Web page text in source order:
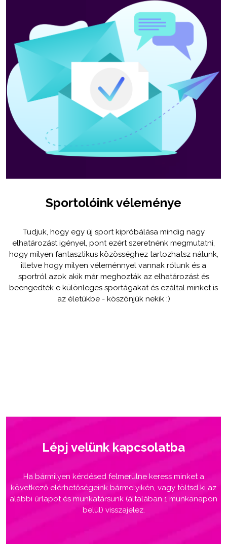
Sportolóink véleménye
Tudjuk, hogy egy új sport kipróbálása mindig nagy
elhatározást igényel, pont ezért szeretnénk megmutatni,
hogy milyen fantasztikus közösséghez tartozhatsz nálunk,
illetve hogy milyen véleménnyel vannak rólunk és a
sportról azok akik már meghozták az elhatározást és
beengedték e különleges sportágakat és ezáltal minket is
az életükbe - köszönjük nekik :)
Lépj velünk kapcsolatba
Ha bármilyen kérdésed felmerülne keress minket a
következő elérhetőségeink bármelyikén, vagy töltsd ki az
alábbi űrlapot és munkatársunk (általában 1 munkanapon
belül) visszajelez.